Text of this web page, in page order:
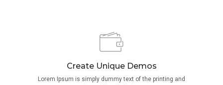
Create Unique Demos
Lorem Ipsum is simply dummy text of the printing and